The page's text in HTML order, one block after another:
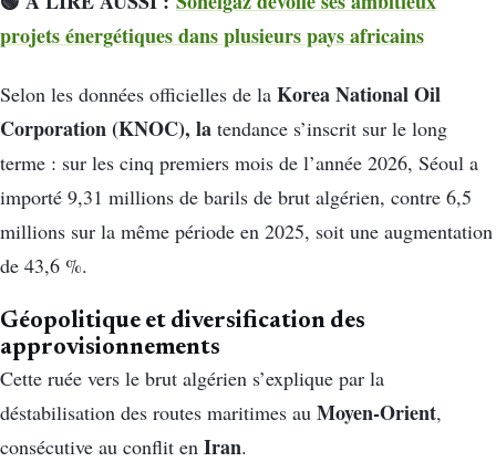
projets énergétiques dans plusieurs pays africains
Selon les données officielles de la Korea National Oil
Corporation (KNOC), la tendance s’inscrit sur le long
terme : sur les cinq premiers mois de l’année 2026, Séoul a
importé 9,31 millions de barils de brut algérien, contre 6,5
millions sur la même période en 2025, soit une augmentation
de 43,6 %.
Géopolitique et diversification des
approvisionnements
Cette ruée vers le brut algérien s’explique par la
déstabilisation des routes maritimes au Moyen-Orient,
consécutive au conflit en Iran.